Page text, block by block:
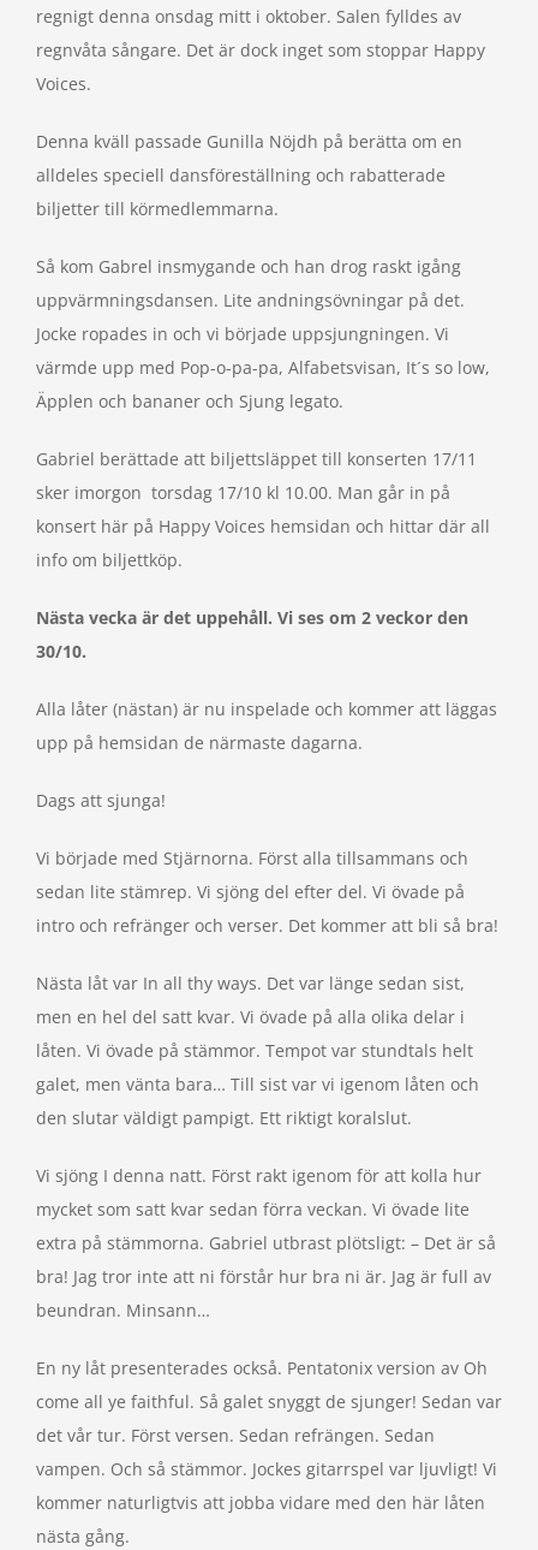
regnigt denna onsdag mitt i oktober. Salen fylldes av
regnvåta sångare. Det är dock inget som stoppar Happy
Voices.
Denna kväll passade Gunilla Nöjdh på berätta om en
alldeles speciell dansföreställning och rabatterade
biljetter till körmedlemmarna.
Så kom Gabrel insmygande och han drog raskt igång
uppvärmningsdansen. Lite andningsövningar på det.
Jocke ropades in och vi började uppsjungningen. Vi
värmde upp med Pop-o-pa-pa, Alfabetsvisan, It´s so low,
Äpplen och bananer och Sjung legato.
Gabriel berättade att biljettsläppet till konserten 17/11
sker imorgon torsdag 17/10 kl 10.00. Man går in på
konsert här på Happy Voices hemsidan och hittar där all
info om biljettköp.
Nästa vecka är det uppehåll. Vi ses om 2 veckor den
30/10.
Alla låter (nästan) är nu inspelade och kommer att läggas
upp på hemsidan de närmaste dagarna.
Dags att sjunga!
Vi började med Stjärnorna. Först alla tillsammans och
sedan lite stämrep. Vi sjöng del efter del. Vi övade på
intro och refränger och verser. Det kommer att bli så bra!
Nästa låt var In all thy ways. Det var länge sedan sist,
men en hel del satt kvar. Vi övade på alla olika delar i
låten. Vi övade på stämmor. Tempot var stundtals helt
galet, men vänta bara… Till sist var vi igenom låten och
den slutar väldigt pampigt. Ett riktigt koralslut.
Vi sjöng I denna natt. Först rakt igenom för att kolla hur
mycket som satt kvar sedan förra veckan. Vi övade lite
extra på stämmorna. Gabriel utbrast plötsligt: – Det är så
bra! Jag tror inte att ni förstår hur bra ni är. Jag är full av
beundran. Minsann…
En ny låt presenterades också. Pentatonix version av Oh
come all ye faithful. Så galet snyggt de sjunger! Sedan var
det vår tur. Först versen. Sedan refrängen. Sedan
vampen. Och så stämmor. Jockes gitarrspel var ljuvligt! Vi
kommer naturligtvis att jobba vidare med den här låten
nästa gång.